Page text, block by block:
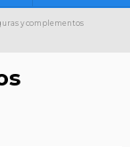
y complementos